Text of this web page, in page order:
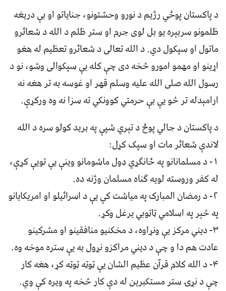
د پاکستان پوځي رژیم د نورو وحشتونو، جنایاتو او بې دریغه
ظلمونو سربېره یو بل لوی جرم او ستر ظلم د الله د شعائرو
ماتول او سپکول دي. د الله تعالی د شعائرو تعظیم له هغو
اړینو او مهمو امورو څخه دی چې کله یې سپکوالی وشو، نو د
رسول الله صلی الله علیه وسلم قهر او غوسه به تر هغه نه
ارامېدله تر څو یې بې حرمتي کوونکي ته سزا نه وه ورکړې.
د پاکستان د جالي پوځ د تېري شپې په برید کولو سره د الله
لاندې شعائر مات او سپک کړل:
۱- د مسلمانانو په ځانګړي ډول ماشومانو وینې یې تویې کړې،
له کفر وروسته لویه ګناه مسلمان وژنه ده.
۲- د رمضان المبارک په میاشت کې یې د اسرائیلو او امریکایانو
په څېر په اسلامي ټاټوبي یرغل وکړ.
۳- دیني مرکز یې ونړاوه، د مخکنیو منافقینو او مشرکینو
عادت هم دا و چې د دیني مراکزو نړول به یې ستره موخه وه.
۴- د الله کلام قرآن عظیم الشان یې ټوټه ټوټه کړ، هغه کار
چې د نړۍ ستر مستکبرین له دې کار څخه په ویره کې وي.